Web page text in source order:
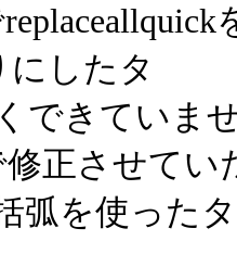
したタ
できていま
修正させてい
弧を使った